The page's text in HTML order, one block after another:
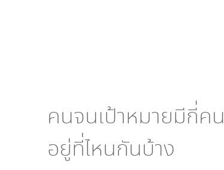
คนจนเป้าหมายมีกี่คน
อยู่ที่ไหนกันบ้าง